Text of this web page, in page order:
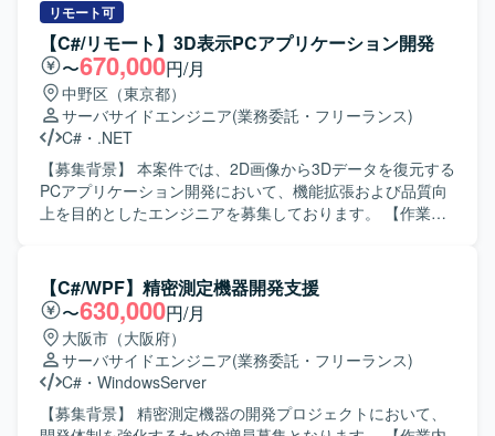
行システム（C#／WinForms）の調査分析を通じて基本設
計、詳細設計、モック画面開発までをご担当いただきま
す。設計完了後は製造フェーズへ移行する想定です。 【求
める人物像】 PGとしての実装よりも上流工程の経験を得意
とし、顧客折衝を含むコミュニケーションを円滑に行って
いただける方を求めております。 【ポジションの魅力】 現
行システムの分析からGUIのゼロベース再構築まで一連の上
流工程に携わることができ、設計フェーズ完了後は製造フ
ェーズにも関わることで、上流から下流まで一貫した経験
を積むことができます。 【開発環境】 C#／WinFormsを用
リモート可
【C#/リモート】3D表示PCアプリケーション開発
〜670,000円/月
中野区（東京都）
サーバサイドエンジニア(業務委託・フリーランス)
C# ・ .NET
【募集背景】 本案件では、2D画像から3Dデータを復元する
PCアプリケーション開発において、機能拡張および品質向
上を目的としたエンジニアを募集しております。 【作業内
す。デバイスを制御し、撮影した2D画像から3Dデータを復
元するPCアプリケーションの開発に携わって頂きます。合
成、メッシュ化、各フィルター処理はライブラリとして提
供されており、それらを用いて3D表示を行う実装を担当し
て頂きます。 【求める人物像】 チームの一員として積極的
にアイデアや問題を共有し、周囲と連携しながら主体的に
開発を進めて頂ける方を求めております。新しい技術や3D
【C#/WPF】精密測定機器開発支援
〜630,000円/月
大阪市（大阪府）
サーバサイドエンジニア(業務委託・フリーランス)
C# ・ WindowsServer
【募集背景】 精密測定機器の開発プロジェクトにおいて、